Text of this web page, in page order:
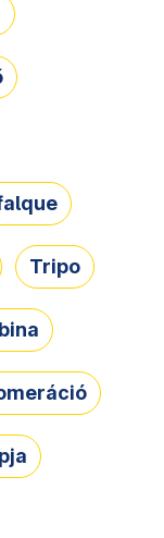
Tripo